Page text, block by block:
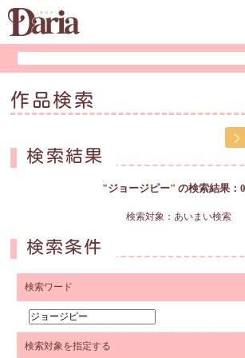
作品検索
検索結果
"ジョージピー" の検索結果：
検索対象：あいまい検索
検索条件
検索ワード
検索対象を指定する